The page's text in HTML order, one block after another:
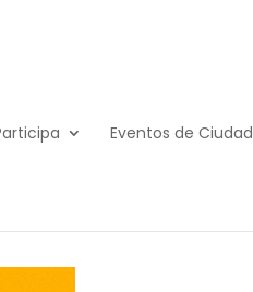
Eventos de Ciudad